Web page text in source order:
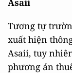
Asaii
Tương tự
xuất hiện
Asaii, tuy
phương án